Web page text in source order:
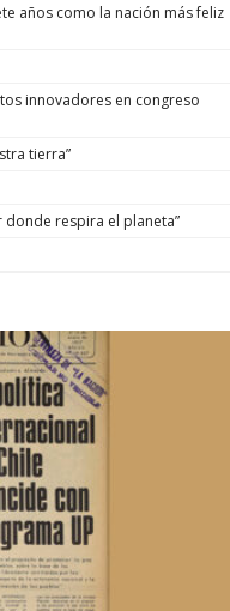
años como la nación más feliz
innovadores en congreso
tierra”
respira el planeta”